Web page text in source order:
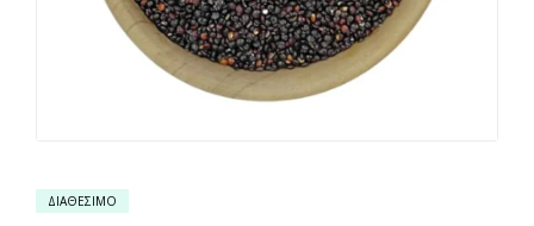
ΔΙΑΘΕΣΙΜΟ